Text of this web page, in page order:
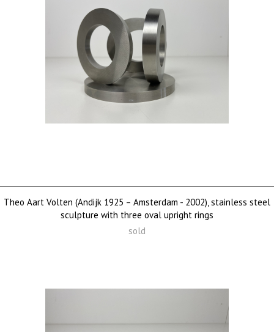
Theo Aart Volten (Andijk 1925 – Amsterdam - 2002), stainless steel
sculpture with three oval upright rings
sold